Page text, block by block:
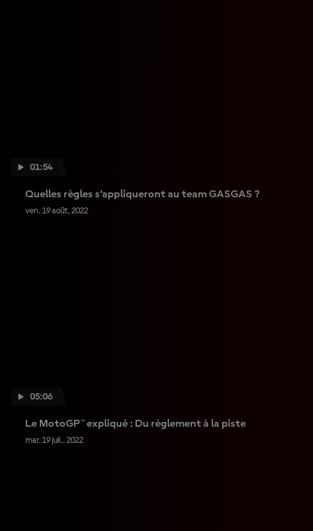
01:54
Quelles règles s'appliqueront au team GASGAS ?
ven. 19 août, 2022
05:06
Le MotoGP™ expliqué : Du règlement à la piste
mar. 19 juil., 2022